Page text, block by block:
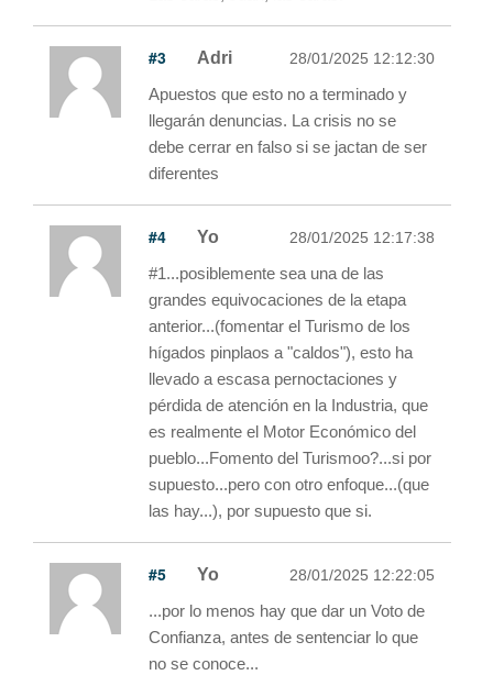
#3 Adri 28/01/2025 12:12:30
Apuestos que esto no a terminado y
llegarán denuncias. La crisis no se
debe cerrar en falso si se jactan de ser
diferentes
#4 Yo 28/01/2025 12:17:38
#1...posiblemente sea una de las
grandes equivocaciones de la etapa
anterior...(fomentar el Turismo de los
hígados pinplaos a "caldos"), esto ha
llevado a escasa pernoctaciones y
pérdida de atención en la Industria, que
es realmente el Motor Económico del
pueblo...Fomento del Turismoo?...si por
supuesto...pero con otro enfoque...(que
las hay...), por supuesto que si.
#5 Yo 28/01/2025 12:22:05
...por lo menos hay que dar un Voto de
Confianza, antes de sentenciar lo que
no se conoce...